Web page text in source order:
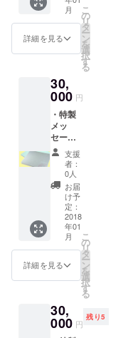
トに掲
載した
しま
す。 ・
設立完
書を郵
送いた
しま
す。 ・
サービ
ス開始
時に連
絡いた
しま
す。
月
詳細を見る
こ
の
リ
タ
ー
ン
を
選
択
す
る
30,
000 円
・特製
メッ
セージ
入り珪
藻土バ
スマッ
ト(速乾
性抜
群、洗
濯不要)
を1個差
し上げ
ます。
・設立
協力リ
ストに
たしま
す。 ・
設立完
支援
者：
0人
お届
け予
定：
2018
年01
月
詳細を見る
こ
の
リ
タ
ー
ン
を
選
択
す
る
30,
000 円
残り5